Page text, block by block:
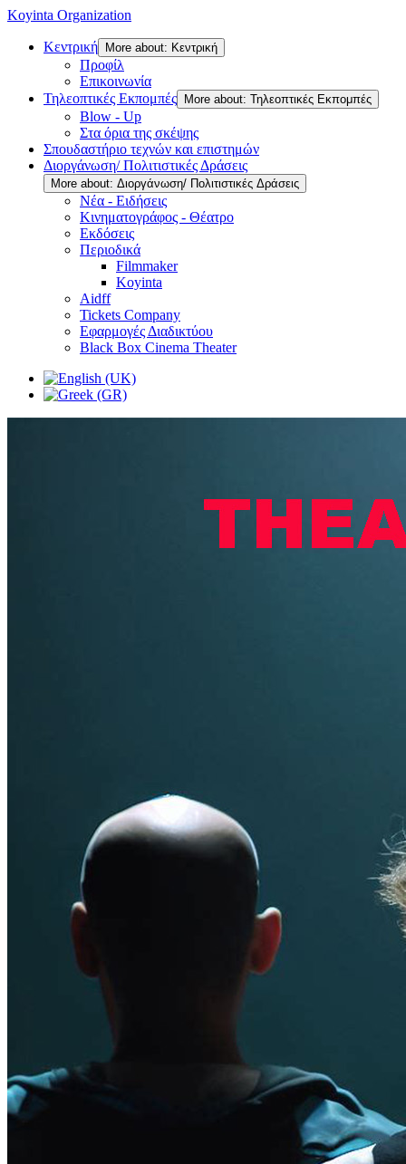
Koyinta Organization
Κεντρική More about: Κεντρική
Προφίλ
Επικοινωνία
Τηλεοπτικές Εκπομπές
More about: Τηλεοπτικές Εκπομπές
Blow - Up
Στα όρια της σκέψης
Σπουδαστήριο τεχνών και επιστημών
Διοργάνωση/ Πολιτιστικές Δράσεις
More about: Διοργάνωση/ Πολιτιστικές Δράσεις
Νέα - Ειδήσεις
Κινηματογράφος - Θέατρο
Εκδόσεις
Περιοδικά
Filmmaker
Koyinta
Aidff
Tickets Company
Εφαρμογές Διαδικτύου
Black Box Cinema Theater